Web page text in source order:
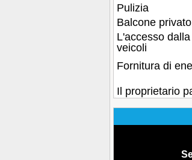
Pulizia
Balcone privato
L'accesso
veicoli
Fornitura di
Il proprietario